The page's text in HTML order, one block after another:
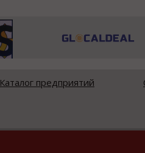
Каталог предприятий